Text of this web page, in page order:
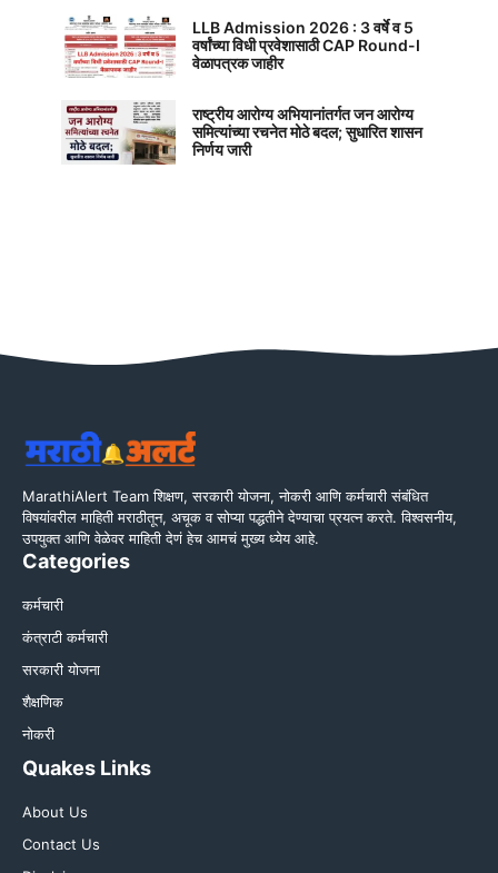
LLB Admission 2026 : 3 वर्षे व 5
वर्षांच्या विधी प्रवेशासाठी CAP Round-I
वेळापत्रक जाहीर
राष्ट्रीय आरोग्य अभियानांतर्गत जन आरोग्य
समित्यांच्या रचनेत मोठे बदल; सुधारित शासन
निर्णय जारी
MarathiAlert Team शिक्षण, सरकारी योजना, नोकरी आणि कर्मचारी संबंधित
विषयांवरील माहिती मराठीतून, अचूक व सोप्या पद्धतीने देण्याचा प्रयत्न करते. विश्वसनीय,
उपयुक्त आणि वेळेवर माहिती देणं हेच आमचं मुख्य ध्येय आहे.
Categories
कर्मचारी
कंत्राटी कर्मचारी
सरकारी योजना
शैक्षणिक
नोकरी
Quakes Links
About Us
Contact Us